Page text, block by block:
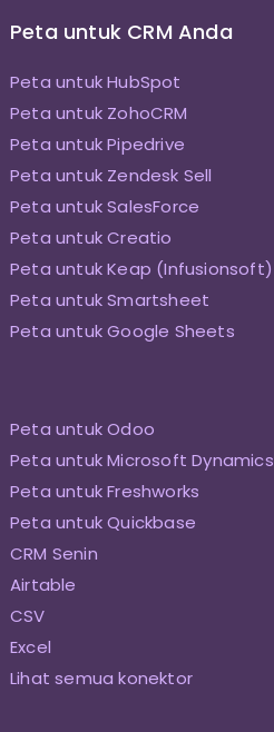
Peta untuk CRM Anda
Peta untuk HubSpot
Peta untuk ZohoCRM
Peta untuk Pipedrive
Peta untuk Zendesk Sell
Peta untuk SalesForce
Peta untuk Creatio
Peta untuk Keap (Infusionsoft)
Peta untuk Smartsheet
Peta untuk Google Sheets
Peta untuk Odoo
Peta untuk Microsoft Dynamics
Peta untuk Freshworks
Peta untuk Quickbase
CRM Senin
Airtable
CSV
Excel
Lihat semua konektor